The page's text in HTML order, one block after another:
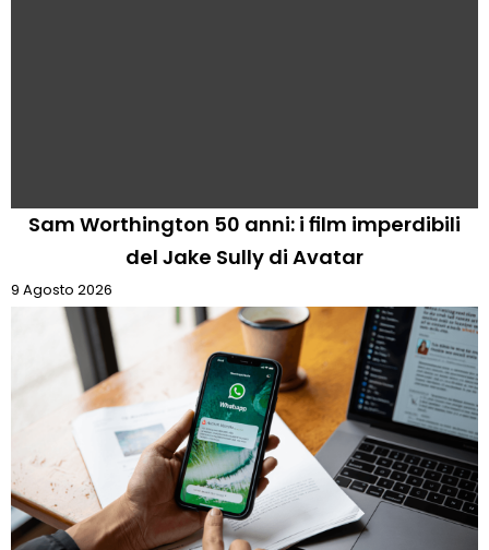
Sam Worthington 50 anni: i film imperdibili
del Jake Sully di Avatar
9 Agosto 2026